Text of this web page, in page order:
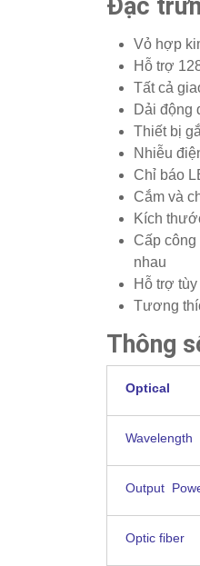
Đặc
Vỏ hợp
Hỗ trợ
Tất cả
Dải động
Thiết bị
Nhiễu
Chỉ báo
Cắm và
Kích
Cấp công
nhau
Hỗ trợ
Tương
Thông
Optical
Wavelength
Output
Optic fiber